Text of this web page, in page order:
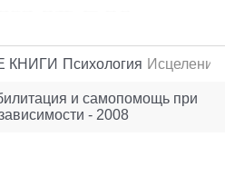
КНИГИ Психология
и самопомощь при
- 2008